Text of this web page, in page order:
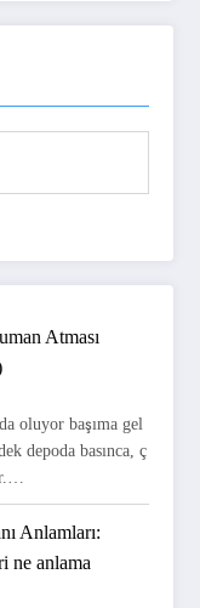
Atması
oluyor başıma gel
depoda basınca, ç
Anlamları:
ne anlama